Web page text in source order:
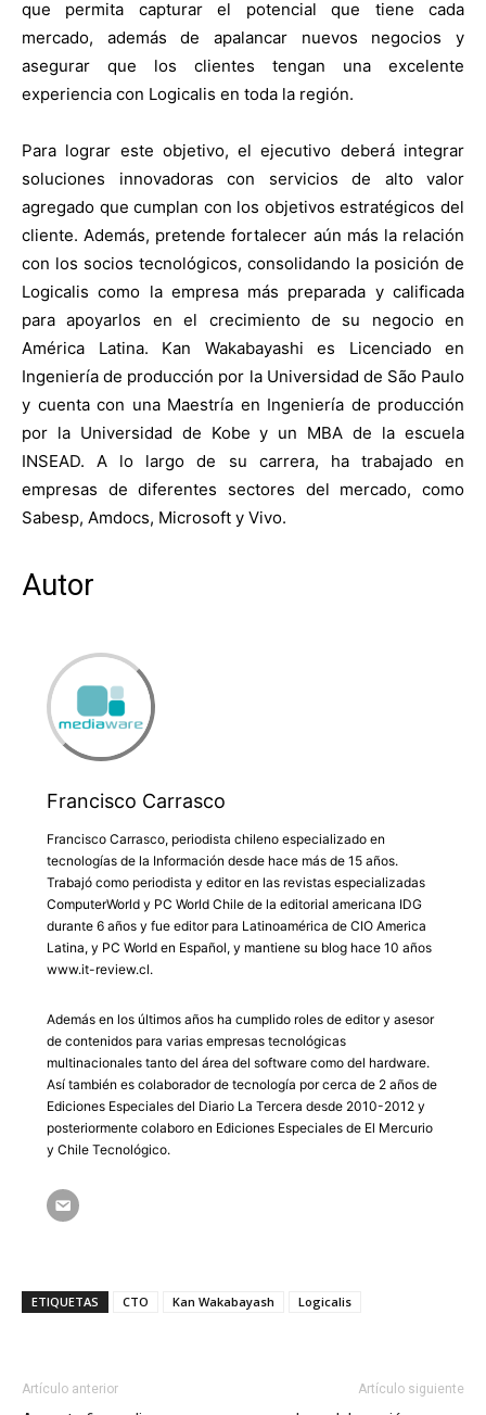
que permita capturar el potencial que tiene cada
mercado, además de apalancar nuevos negocios y
asegurar que los clientes tengan una excelente
experiencia con Logicalis en toda la región.
Para lograr este objetivo, el ejecutivo deberá integrar
soluciones innovadoras con servicios de alto valor
agregado que cumplan con los objetivos estratégicos del
cliente. Además, pretende fortalecer aún más la relación
con los socios tecnológicos, consolidando la posición de
Logicalis como la empresa más preparada y calificada
para apoyarlos en el crecimiento de su negocio en
América Latina. Kan Wakabayashi es Licenciado en
Ingeniería de producción por la Universidad de São Paulo
y cuenta con una Maestría en Ingeniería de producción
por la Universidad de Kobe y un MBA de la escuela
INSEAD. A lo largo de su carrera, ha trabajado en
empresas de diferentes sectores del mercado, como
Sabesp, Amdocs, Microsoft y Vivo.
Autor
Francisco Carrasco
Francisco Carrasco, periodista chileno especializado en
tecnologías de la Información desde hace más de 15 años.
Trabajó como periodista y editor en las revistas especializadas
ComputerWorld y PC World Chile de la editorial americana IDG
durante 6 años y fue editor para Latinoamérica de CIO America
Latina, y PC World en Español, y mantiene su blog hace 10 años
www.it-review.cl.
Además en los últimos años ha cumplido roles de editor y asesor
de contenidos para varias empresas tecnológicas
multinacionales tanto del área del software como del hardware.
Así también es colaborador de tecnología por cerca de 2 años de
Ediciones Especiales del Diario La Tercera desde 2010-2012 y
posteriormente colaboro en Ediciones Especiales de El Mercurio
y Chile Tecnológico.
ETIQUETAS CTO Kan Wakabayash Logicalis
Artículo anterior Artículo siguiente